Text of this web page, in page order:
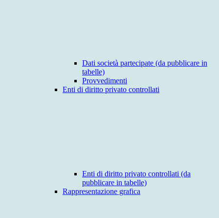
Dati società partecipate (da pubblicare in
tabelle)
Provvedimenti
Enti di diritto privato controllati
Enti di diritto privato controllati (da
pubblicare in tabelle)
Rappresentazione grafica